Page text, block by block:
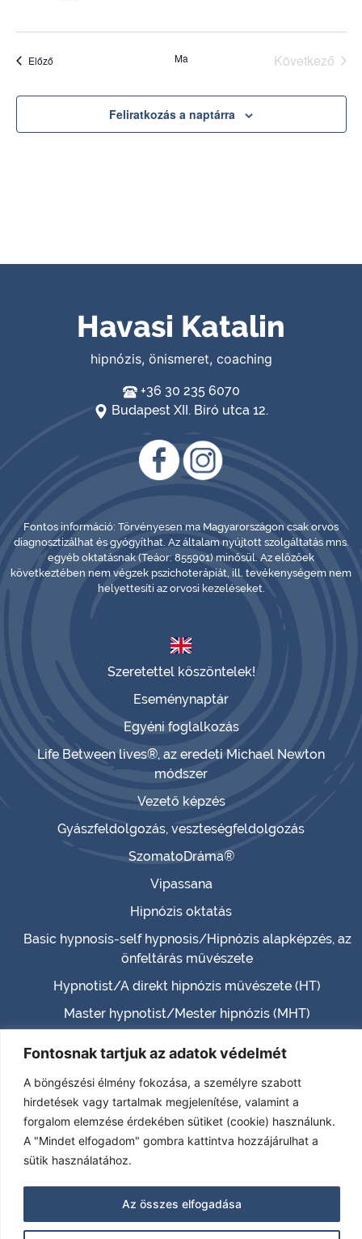
Fontosnak tartjuk az adatok védelmét
A böngészési élmény fokozása, a személyre szabott
hirdetések vagy tartalmak megjelenítése, valamint a
forgalom elemzése érdekében sütiket (cookie) használunk.
A "Mindet elfogadom" gombra kattintva hozzájárulhat a
sütik használatához.
Az összes elfogadása
ElőzőEsemények Ma
Következő
Feliratkozás a naptárra
Havasi Katalin
hipnózis, önismeret, coaching
+36 30 235 6070
Budapest XII. Bíró utca 12.
Fontos információ: Törvényesen ma Magyarországon csak orvos
diagnosztizálhat és gyógyíthat. Az általam nyújtott szolgáltatás mns.
egyéb oktatásnak (Teáor: 855901) minősül. Az előzőek
következtében nem végzek pszichoterápiát, ill. tevékenységem nem
helyettesíti az orvosi kezeléseket.
Szeretettel köszöntelek!
Eseménynaptár
Egyéni foglalkozás
Life Between lives®, az eredeti Michael Newton
módszer
Vezető képzés
Gyászfeldolgozás, veszteségfeldolgozás
SzomatoDráma®
Vipassana
Hipnózis oktatás
Basic hypnosis-self hypnosis/Hipnózis alapképzés, az
önfeltárás művészete
Hypnotist/A direkt hipnózis művészete (HT)
Master hypnotist/Mester hipnózis (MHT)
(TPHT) – TRANSCENDENCE – PARANORMAL – PAST
LIFE
PÁRKAPCSOLATI MENTOR-KONZULENS
Kapcsolat